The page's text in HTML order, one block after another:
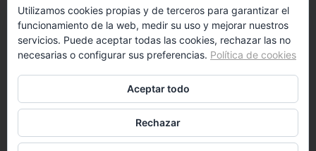
Pon Unha Foto Na Rua 2025
Pon Unha Foto Na Rua 2025 Page Potiexpo 2020
Potiexpo 2024
Potiños
Utilizamos cookies propias y de terceros para garantizar el
funcionamiento de la web, medir su uso y mejorar nuestros
servicios. Puede aceptar todas las cookies, rechazar las no
necesarias o configurar sus preferencias. Política de cookies
Aceptar todo
Rechazar